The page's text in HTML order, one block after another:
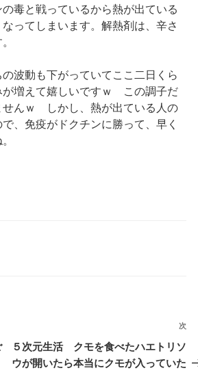
毒と戦っているから熱が出ている
ってしまいます。解熱剤は、辛さ
波動も下がっていてここ二日くら
が増えて嬉しいですｗ この調子だ
せんｗ しかし、熱が出ている人の
、免疫がドクチンに勝って、早く
次
投
次
５次元生活 クモを食べたハエトリソ
ウが開いたら本当にクモが入っていた